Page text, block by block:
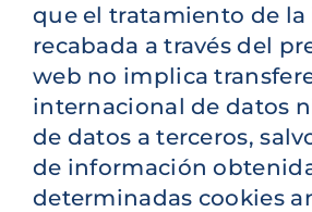
que el tratamiento de
recabada a través del
web no implica
internacional de datos
de datos a terceros,
de información
determinadas cookies